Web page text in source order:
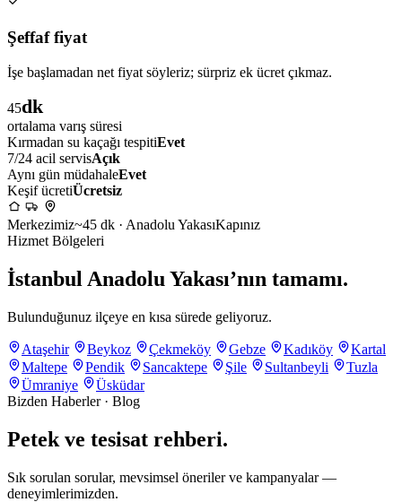
Şeffaf fiyat
İşe başlamadan net fiyat söyleriz; sürpriz ek ücret çıkmaz.
45dk
ortalama varış süresi
Kırmadan su kaçağı tespitiEvet
7/24 acil servisAçık
Aynı gün müdahaleEvet
Keşif ücretiÜcretsiz
Merkezimiz~45 dk · Anadolu YakasıKapınız
Hizmet Bölgeleri
İstanbul Anadolu Yakası’nın tamamı.
Bulunduğunuz ilçeye en kısa sürede geliyoruz.
Ataşehir Beykoz Çekmeköy Gebze Kadıköy
Kartal
Maltepe
Pendik Sancaktepe Şile Sultanbeyli
Tuzla
Ümraniye
Üsküdar
Bizden Haberler · Blog
Petek ve tesisat rehberi.
Sık sorulan sorular, mevsimsel öneriler ve kampanyalar —
deneyimlerimizden.